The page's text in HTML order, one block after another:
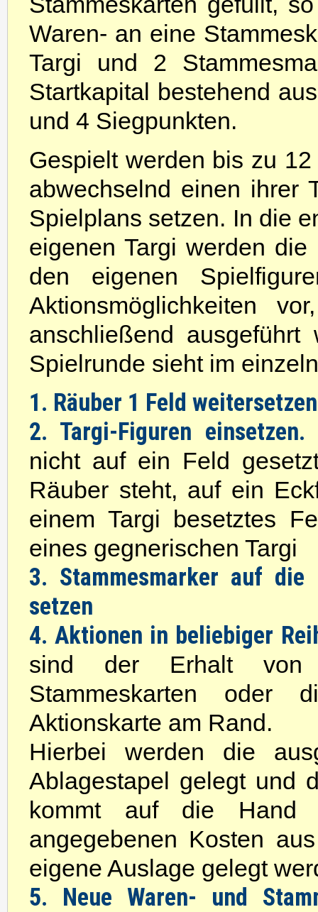
Waren- an eine
Targi und 2
Startkapital bestehend
und 4 Siegpunkten.
Gespielt werden bis zu
abwechselnd einen ihrer
Spielplans setzen. In die
eigenen Targi werden
den eigenen
Aktionsmöglichkeiten
anschließend
Spielrunde sieht im
1. Räuber 1 Feld weitersetzen
2. Targi-Figuren einsetzen.
nicht auf ein Feld
Räuber steht, auf ein
einem Targi besetztes
eines gegnerischen Targi
3. Stammesmarker auf die
setzen
4. Aktionen in beliebiger
sind der Erhalt von
Stammeskarten oder
Aktionskarte am Rand.
Hierbei werden die
Ablagestapel gelegt und
kommt auf die Hand
angegebenen Kosten
eigene Auslage gelegt
5. Neue Waren- und